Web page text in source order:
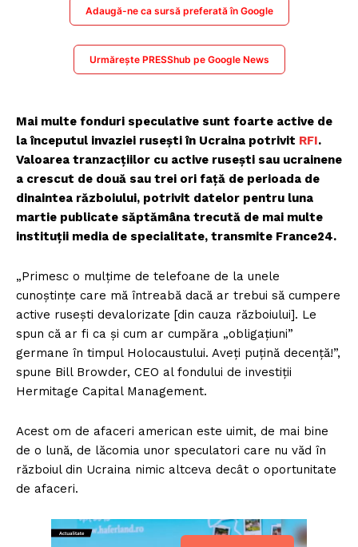
Adaugă-ne ca sursă preferată în Google
Urmărește PRESShub pe Google News
Mai multe fonduri speculative sunt foarte active de
la începutul invaziei rusești în Ucraina potrivit RFI.
Valoarea tranzacțiilor cu active rusești sau ucrainene
a crescut de două sau trei ori față de perioada de
dinaintea războiului, potrivit datelor pentru luna
martie publicate săptămâna trecută de mai multe
instituții media de specialitate, transmite France24.
„Primesc o mulțime de telefoane de la unele
cunoștințe care mă întreabă dacă ar trebui să cumpere
active rusești devalorizate [din cauza războiului]. Le
spun că ar fi ca și cum ar cumpăra „obligațiuni”
germane în timpul Holocaustului. Aveți puțină decență!”,
spune Bill Browder, CEO al fondului de investiții
Hermitage Capital Management.
Acest om de afaceri american este uimit, de mai bine
de o lună, de lăcomia unor speculatori care nu văd în
războiul din Ucraina nimic altceva decât o oportunitate
de afaceri.